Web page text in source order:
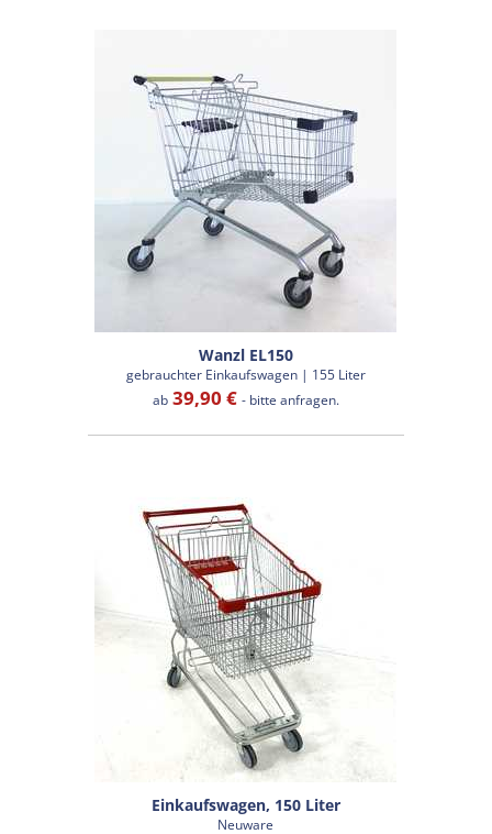
Wanzl EL150
gebrauchter Einkaufswagen | 155 Liter
ab39,90 € - bitte anfragen.
Einkaufswagen, 150 Liter
Neuware